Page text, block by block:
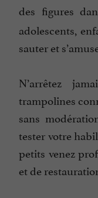
des figures
adolescents,
sauter et
N’arrêtez
trampolines
sans
tester votre
petits venez
et de